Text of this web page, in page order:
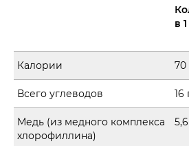
в
Калории 70
Всего углеводов 16
Медь (из медного комплекса
хлорофиллина)